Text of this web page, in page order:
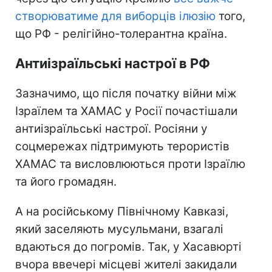
створюватиме для виборців ілюзію того,
що РФ - релігійно-толерантна країна.
Антиізраїльські настрої в РФ
Зазначимо, що після початку війни між
Ізраїлем та ХАМАС у Росії почастішали
антиізраїльські настрої. Росіяни у
соцмережах підтримують терористів
ХАМАС та висловлюються проти Ізраїлю
та його громадян.
А на російському Північному Кавказі,
який заселяють мусульмани, взагалі
вдаються до погромів. Так, у Хасавюрті
вчора ввечері місцеві жителі закидали